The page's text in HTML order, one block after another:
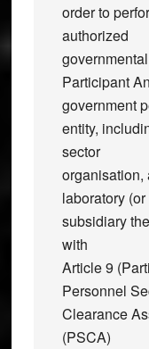
order to
authorized
Participant
government
entity,
sector
organisation,
laboratory (or
subsidiary
with
Article 9
Personnel
Clearance
(PSCA)